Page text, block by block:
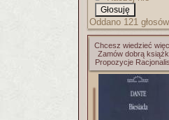
Oddano 121
Chcesz wiedzieć
Zamów dobrą
Propozycje